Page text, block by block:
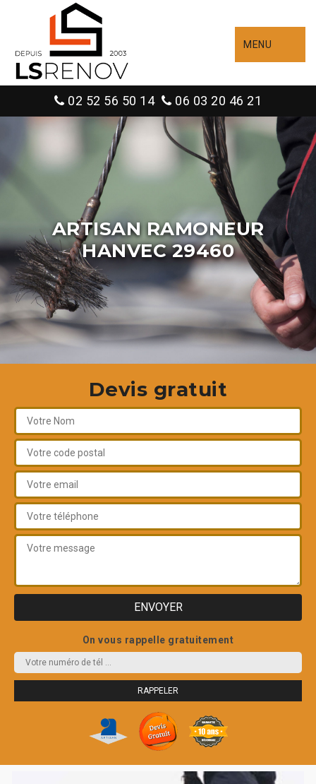
MENU
02 52 56 50 14 06 03 20 46 21
ARTISAN RAMONEUR
HANVEC 29460
Devis gratuit
On vous rappelle gratuitement